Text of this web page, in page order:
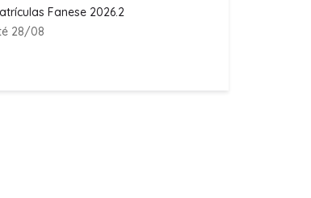
Fanese 2026.2
28/08